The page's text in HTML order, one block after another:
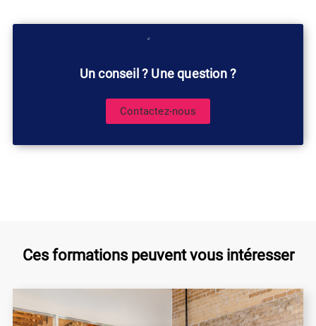
Un conseil ? Une question ?
Contactez-nous
Ces formations peuvent vous intéresser